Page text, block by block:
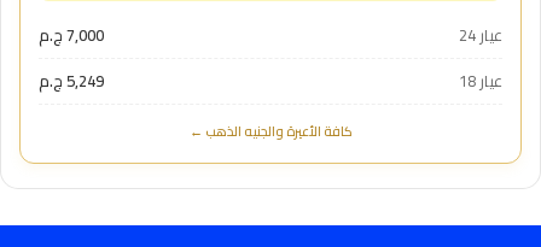
عيار 24
7,000 ج.م
عيار 18
5,249 ج.م
كافة الأعيرة والجنيه الذهب ←